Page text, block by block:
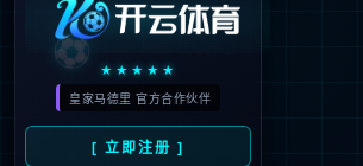
可能原因：网址有错误 >请检查地址是否
符;
网址已失效 >可能页面已删除，活动已下线
返回首页